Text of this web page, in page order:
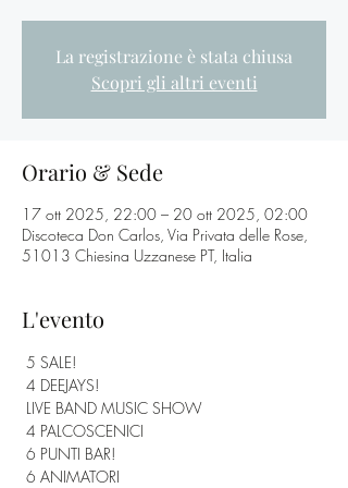
La registrazione è stata chiusa
Scopri gli altri eventi
Orario & Sede
17 ott 2025, 22:00 – 20 ott 2025, 02:00
Discoteca Don Carlos, Via Privata delle Rose,
51013 Chiesina Uzzanese PT, Italia
L'evento
5 SALE!
4 DEEJAYS!
LIVE BAND MUSIC SHOW
4 PALCOSCENICI
6 PUNTI BAR!
6 ANIMATORI